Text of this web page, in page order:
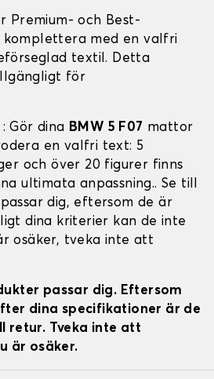
Premium- och Best-
med en valfri
textil. Detta
för
: Gör dina BMW 5 F07 mattor
en valfri text: 5
och över 20 figurer finns
ultimata anpassning.. Se till
dig, eftersom de är
dina kriterier kan de inte
osäker, tveka inte att
passar dig. Eftersom
dina specifikationer är de
retur. Tveka inte att
är osäker.